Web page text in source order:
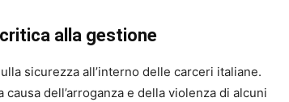
alla gestione
sicurezza all’interno delle carceri italiane.
dell’arroganza e della violenza di alcuni